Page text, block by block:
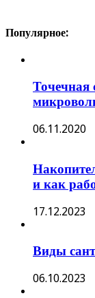
Популярное:
Точечная
06.11.2020
и как
17.12.2023
Виды
06.10.2023